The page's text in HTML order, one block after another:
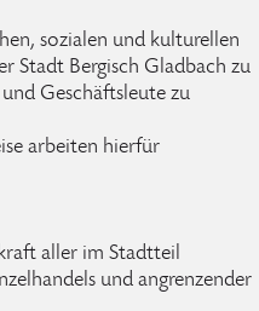
sozialen und kulturellen
Stadt Bergisch Gladbach zu
Geschäftsleute zu
arbeiten hierfür
aller im Stadtteil
und angrenzender